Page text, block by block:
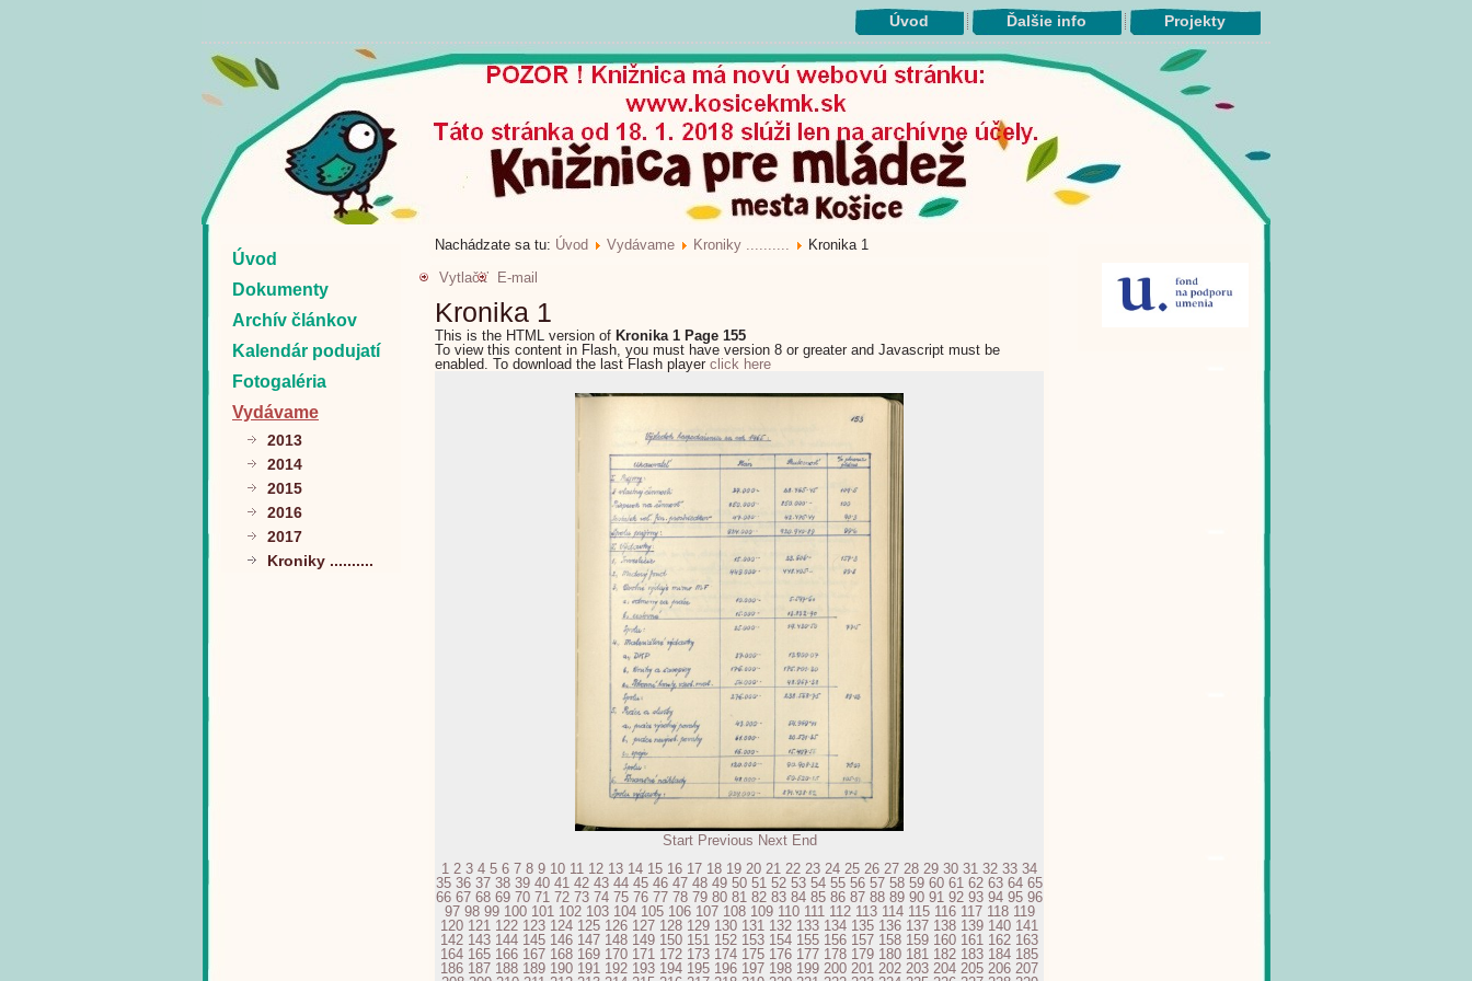
Úvod Ďalšie info Projekty
Úvod
Dokumenty
Archív článkov
Kalendár podujatí
Fotogaléria
Vydávame
2013
2014
2015
2016
2017
Kroniky ..........
Nachádzate sa tu: Úvod Vydávame Kroniky ..........
Kronika 1
Vytlačiť
E-mail
Kronika 1
This is the HTML version of Kronika 1 Page 155
To view this content in Flash, you must have version 8 or greater and Javascript must be
enabled. To download the last Flash player click here
Start Previous Next End
1 2 3 4 5 6 7 8 9 10 11 12 13 14 15 16 17 18 19 20 21 22 23 24 25 26 27 28 29 30 31 32 33 34
35 36 37 38 39 40 41 42 43 44 45 46 47 48 49 50 51 52 53 54 55 56 57 58 59 60 61 62 63 64 65
66 67 68 69 70 71 72 73 74 75 76 77 78 79 80 81 82 83 84 85 86 87 88 89 90 91 92 93 94 95 96
97 98 99 100 101 102 103 104 105 106 107 108 109 110 111 112 113 114 115 116 117 118 119
120 121 122 123 124 125 126 127 128 129 130 131 132 133 134 135 136 137 138 139 140 141
142 143 144 145 146 147 148 149 150 151 152 153 154 155 156 157 158 159 160 161 162 163
164 165 166 167 168 169 170 171 172 173 174 175 176 177 178 179 180 181 182 183 184 185
186 187 188 189 190 191 192 193 194 195 196 197 198 199 200 201 202 203 204 205 206 207